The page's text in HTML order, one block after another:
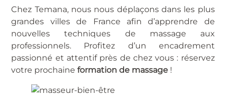
Chez Temana, nous nous déplaçons dans les plus
grandes villes de France afin d’apprendre de
nouvelles techniques de massage aux
professionnels. Profitez d’un encadrement
passionné et attentif près de chez vous : réservez
votre prochaineformation de massage !